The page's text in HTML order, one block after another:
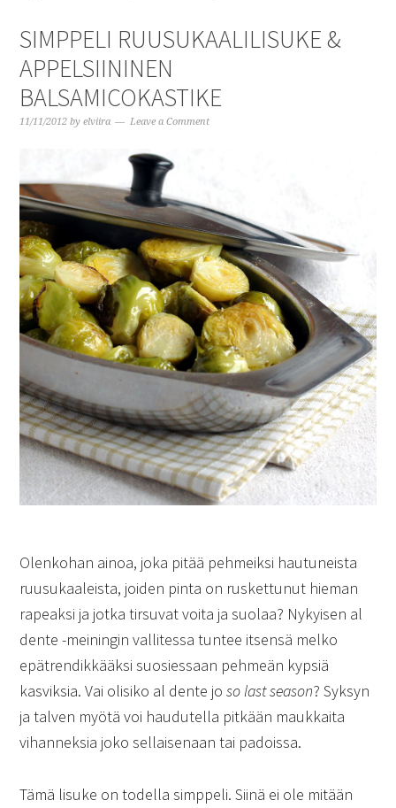
SIMPPELI RUUSUKAALILISUKE &
APPELSIININEN
BALSAMICOKASTIKE
11/11/2012 byelviira Leave a Comment
Olenkohan ainoa, joka pitää pehmeiksi hautuneista
ruusukaaleista, joiden pinta on ruskettunut hieman
rapeaksi ja jotka tirsuvat voita ja suolaa? Nykyisen al
dente -meiningin vallitessa tuntee itsensä melko
epätrendikkääksi suosiessaan pehmeän kypsiä
kasviksia. Vai olisiko al dente joso last season? Syksyn
ja talven myötä voi haudutella pitkään maukkaita
vihanneksia joko sellaisenaan tai padoissa.
Tämä lisuke on todella simppeli. Siinä ei ole mitään